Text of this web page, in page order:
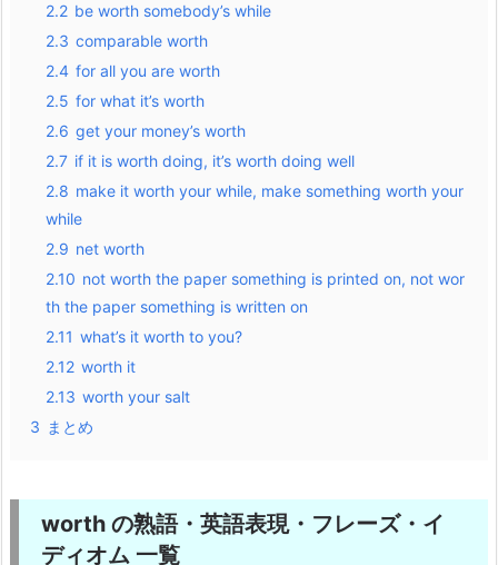
2.2 be worth somebody’s while
2.3 comparable worth
2.4 for all you are worth
2.5 for what it’s worth
2.6 get your money’s worth
2.7 if it is worth doing, it’s worth doing well
2.8 make it worth your while, make something worth your
while
2.9 net worth
2.10 not worth the paper something is printed on, not wor
th the paper something is written on
2.11 what’s it worth to you?
2.12 worth it
2.13 worth your salt
3 まとめ
worth の熟語・英語表現・フレーズ・イ
ディオム 一覧